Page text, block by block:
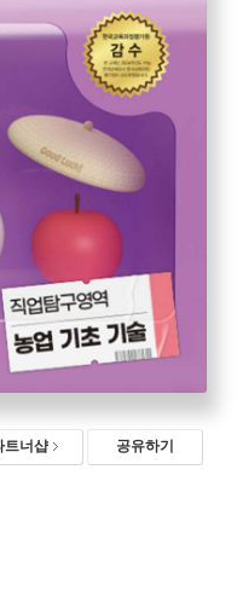
트너샵 공유하기